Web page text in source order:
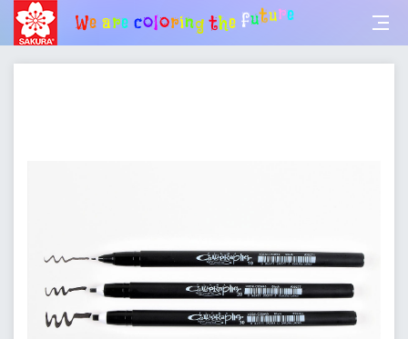
We are coloring the future